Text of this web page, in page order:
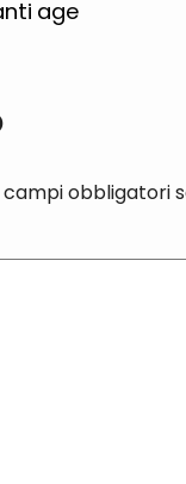
age
campi obbligatori